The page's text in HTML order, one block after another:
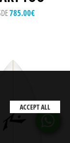
ACCEPT ALL
785.00€